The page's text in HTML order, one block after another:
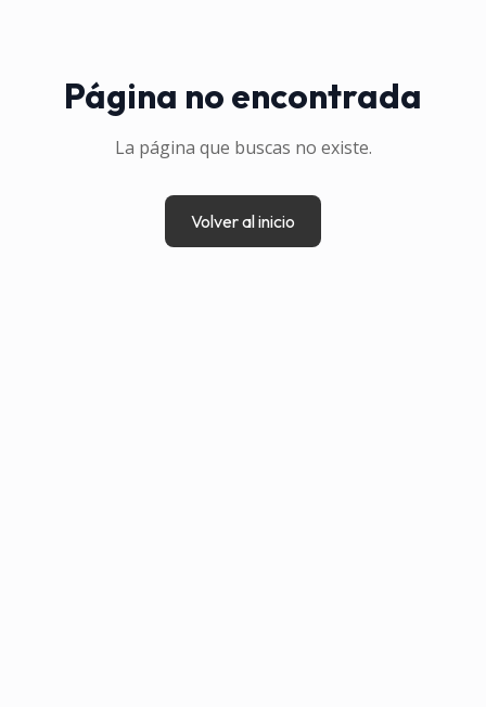
Página no encontrada
La página que buscas no existe.
Volver al inicio